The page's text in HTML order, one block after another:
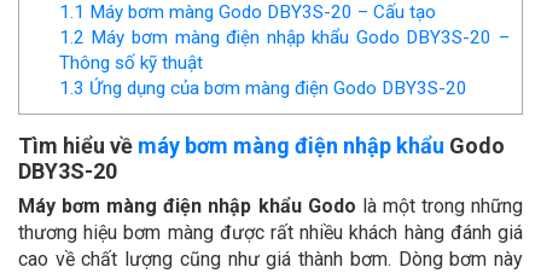
1.1 Máy bơm màng Godo DBY3S-20 – Cấu tạo
1.2 Máy bơm màng điện nhập khẩu Godo DBY3S-20 –
Thông số kỹ thuật
1.3 Ứng dụng của bơm màng điện Godo DBY3S-20
Tìm hiểu về máy bơm màng điện nhập khẩu Godo
DBY3S-20
Máy bơm màng điện nhập khẩu Godo là một trong những
thương hiệu bơm màng được rất nhiều khách hàng đánh giá
cao về chất lượng cũng như giá thành bơm. Dòng bơm này